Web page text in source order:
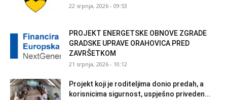
22 srpnja, 2026 - 09:53
PROJEKT ENERGETSKE OBNOVE ZGRADE
GRADSKE UPRAVE ORAHOVICA PRED
ZAVRŠETKOM
21 srpnja, 2026 - 10:12
Projekt koji je roditeljima donio predah, a
korisnicima sigurnost, uspješno priveden...